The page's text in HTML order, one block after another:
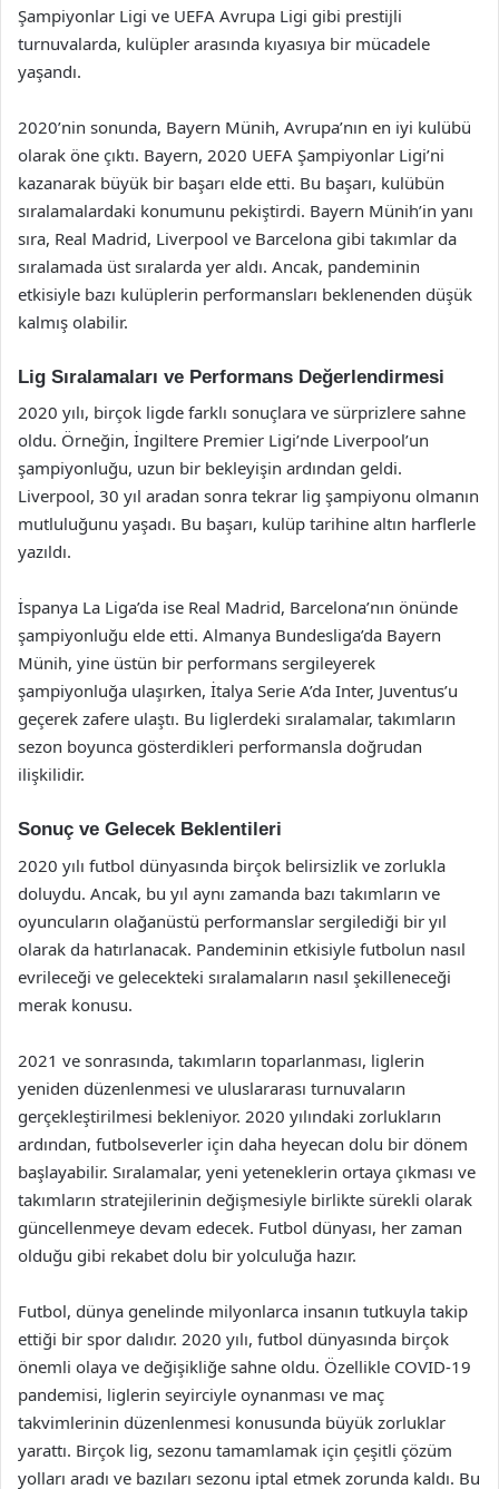
Şampiyonlar Ligi ve UEFA Avrupa Ligi gibi prestijli
turnuvalarda, kulüpler arasında kıyasıya bir mücadele
yaşandı.
2020’nin sonunda, Bayern Münih, Avrupa’nın en iyi kulübü
olarak öne çıktı. Bayern, 2020 UEFA Şampiyonlar Ligi’ni
kazanarak büyük bir başarı elde etti. Bu başarı, kulübün
sıralamalardaki konumunu pekiştirdi. Bayern Münih’in yanı
sıra, Real Madrid, Liverpool ve Barcelona gibi takımlar da
sıralamada üst sıralarda yer aldı. Ancak, pandeminin
etkisiyle bazı kulüplerin performansları beklenenden düşük
kalmış olabilir.
Lig Sıralamaları ve Performans Değerlendirmesi
2020 yılı, birçok ligde farklı sonuçlara ve sürprizlere sahne
oldu. Örneğin, İngiltere Premier Ligi’nde Liverpool’un
şampiyonluğu, uzun bir bekleyişin ardından geldi.
Liverpool, 30 yıl aradan sonra tekrar lig şampiyonu olmanın
mutluluğunu yaşadı. Bu başarı, kulüp tarihine altın harflerle
yazıldı.
İspanya La Liga’da ise Real Madrid, Barcelona’nın önünde
şampiyonluğu elde etti. Almanya Bundesliga’da Bayern
Münih, yine üstün bir performans sergileyerek
şampiyonluğa ulaşırken, İtalya Serie A’da Inter, Juventus’u
geçerek zafere ulaştı. Bu liglerdeki sıralamalar, takımların
sezon boyunca gösterdikleri performansla doğrudan
ilişkilidir.
Sonuç ve Gelecek Beklentileri
2020 yılı futbol dünyasında birçok belirsizlik ve zorlukla
doluydu. Ancak, bu yıl aynı zamanda bazı takımların ve
oyuncuların olağanüstü performanslar sergilediği bir yıl
olarak da hatırlanacak. Pandeminin etkisiyle futbolun nasıl
evrileceği ve gelecekteki sıralamaların nasıl şekilleneceği
merak konusu.
2021 ve sonrasında, takımların toparlanması, liglerin
yeniden düzenlenmesi ve uluslararası turnuvaların
gerçekleştirilmesi bekleniyor. 2020 yılındaki zorlukların
ardından, futbolseverler için daha heyecan dolu bir dönem
başlayabilir. Sıralamalar, yeni yeteneklerin ortaya çıkması ve
takımların stratejilerinin değişmesiyle birlikte sürekli olarak
güncellenmeye devam edecek. Futbol dünyası, her zaman
olduğu gibi rekabet dolu bir yolculuğa hazır.
Futbol, dünya genelinde milyonlarca insanın tutkuyla takip
ettiği bir spor dalıdır. 2020 yılı, futbol dünyasında birçok
önemli olaya ve değişikliğe sahne oldu. Özellikle COVID-19
pandemisi, liglerin seyirciyle oynanması ve maç
takvimlerinin düzenlenmesi konusunda büyük zorluklar
yarattı. Birçok lig, sezonu tamamlamak için çeşitli çözüm
yolları aradı ve bazıları sezonu iptal etmek zorunda kaldı. Bu